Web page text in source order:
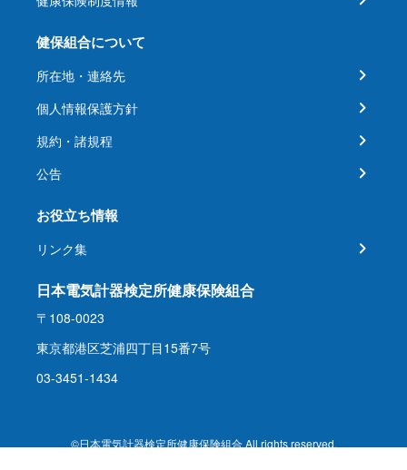
健保組合について
所在地・連絡先
個人情報保護方針
規約・諸規程
公告
お役立ち情報
リンク集
日本電気計器検定所健康保険組合
〒108-0023
東京都港区芝浦四丁目15番7号
03-3451-1434
©日本電気計器検定所健康保険組合 All rights reserved.